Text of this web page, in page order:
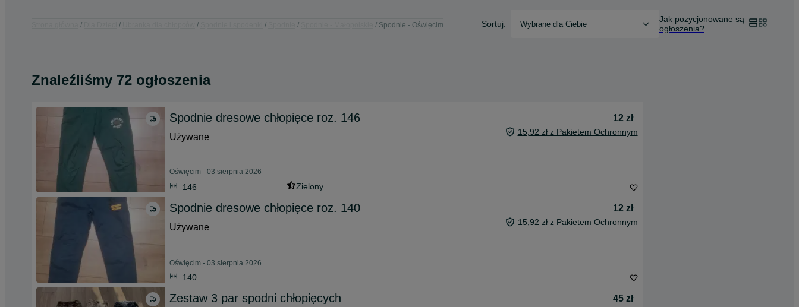
Spodnie - Oświęcim Sortuj: Wybrane dla Ciebie
Jak pozycjonowane są
ogłoszenia?
Znaleźliśmy 72 ogłoszenia
Spodnie dresowe chłopięce roz. 146
12 zł
Używane
15,92 zł z Pakietem Ochronnym
Oświęcim - 03 sierpnia 2026
146 Zielony
Spodnie dresowe chłopięce roz. 140
12 zł
Używane
15,92 zł z Pakietem Ochronnym
Oświęcim - 03 sierpnia 2026
140
Zestaw 3 par spodni chłopięcych
45 zł